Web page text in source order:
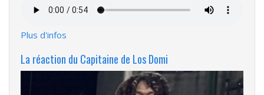
audio
Plus d'infos
La réaction du Capitaine de Los Domi